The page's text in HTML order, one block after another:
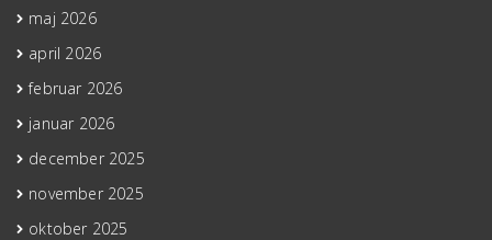
maj 2026
april 2026
februar 2026
januar 2026
december 2025
november 2025
oktober 2025